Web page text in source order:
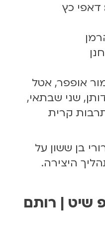
דאפי כץ
אופפר, אטל
שני שבתאי,
קרית
בן ששון על
היצירה.
שיט | רותם